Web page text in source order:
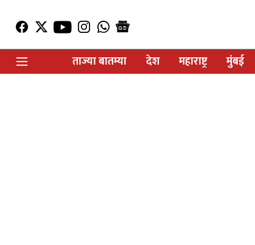
ताज्या बातम्या
देश महाराष्ट्र मुंबई